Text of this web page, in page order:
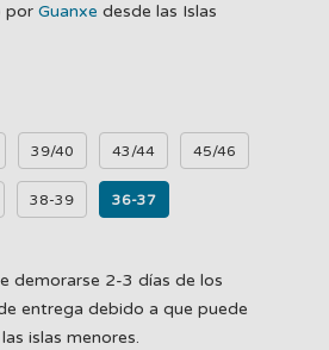
por Guanxe desde las Islas
39/40 43/44 45/46
38-39 36-37
demorarse 2-3 días de los
entrega debido a que puede
islas menores.